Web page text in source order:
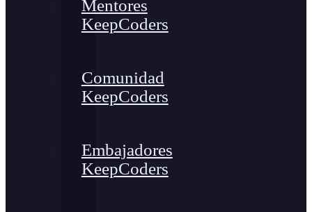
Mentores
KeepCoders
Comunidad
KeepCoders
Embajadores
KeepCoders